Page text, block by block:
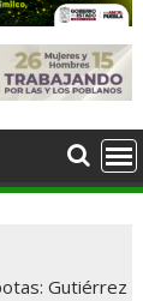
Gutiérrez